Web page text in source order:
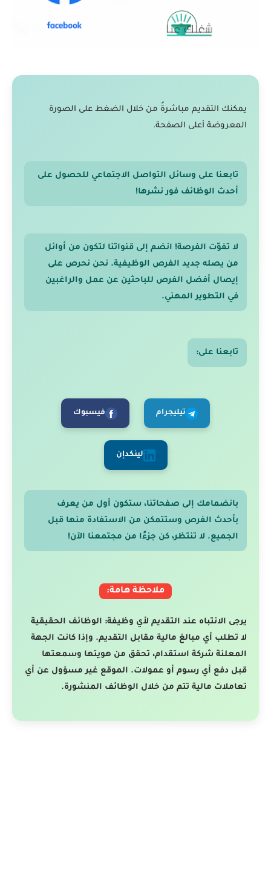
يمكنك التقديم مباشرةً من خلال الضغط على الصورة
المعروضة أعلى الصفحة.
تابعنا على وسائل التواصل الاجتماعي للحصول على
أحدث الوظائف فور نشرها!
لا تفوّت الفرصة! انضم إلى قنواتنا لتكون من أوائل
من يصله جديد الفرص الوظيفية. نحن نحرص على
إيصال أفضل الفرص للباحثين عن عمل والراغبين
في التطوير المهني.
تابعنا على:
تيليجرام فيسبوك
لينكدإن
بانضمامك إلى صفحاتنا، ستكون أول من يعرف
بأحدث الفرص وستتمكن من الاستفادة منها قبل
الجميع. لا تنتظر، كن جزءًا من مجتمعنا الآن!
ملاحظة هامة:
يرجى الانتباه عند التقديم لأي وظيفة: الوظائف الحقيقية
لا تطلب أي مبالغ مالية مقابل التقديم. وإذا كانت الجهة
المعلنة شركة استقدام، تحقق من هويتها وسمعتها
قبل دفع أي رسوم أو عمولات. الموقع غير مسؤول عن أي
تعاملات مالية تتم من خلال الوظائف المنشورة.